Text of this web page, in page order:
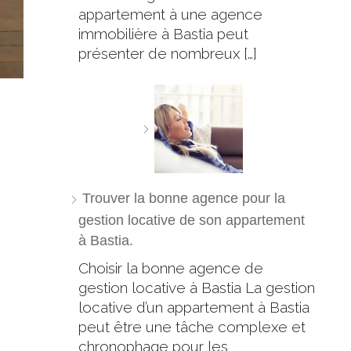
appartement à une agence
immobilière à Bastia peut
présenter de nombreux […]
Trouver la bonne agence pour la
gestion locative de son appartement
à Bastia.
Choisir la bonne agence de
gestion locative à Bastia La gestion
locative d’un appartement à Bastia
peut être une tâche complexe et
chronophage pour les